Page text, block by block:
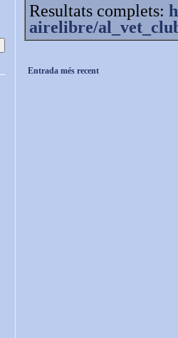
Resultats complets:
airelibre/
Entrada més recent